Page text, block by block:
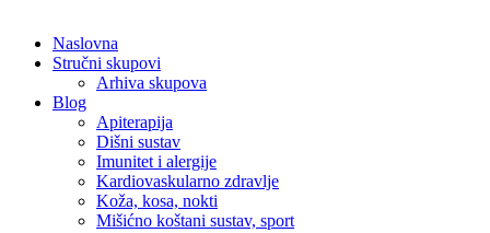
Naslovna
Stručni skupovi
Arhiva skupova
Blog
Apiterapija
Dišni sustav
Imunitet i alergije
Kardiovaskularno zdravlje
Koža, kosa, nokti
Mišićno koštani sustav, sport